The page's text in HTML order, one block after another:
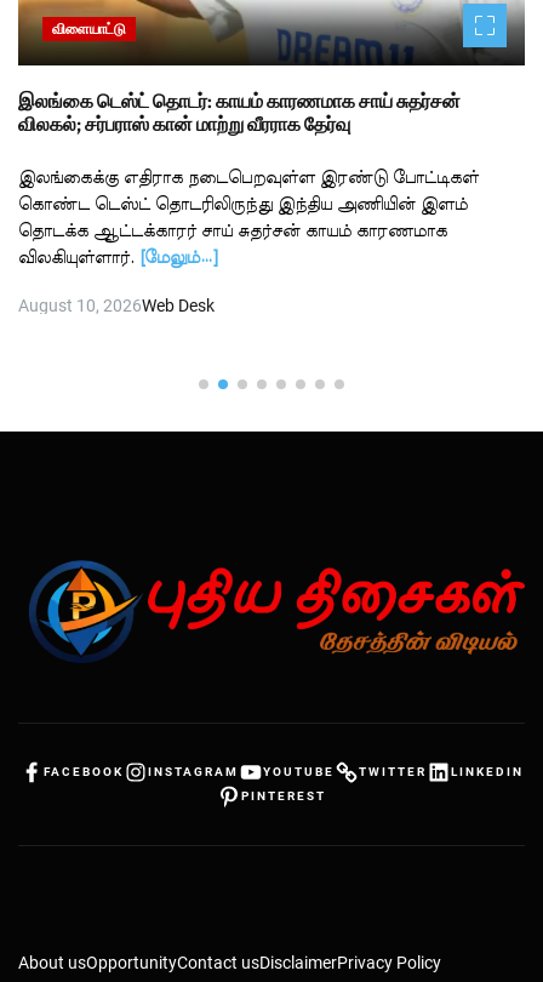
விளையாட்டு
இலங்கை டெஸ்ட் தொடர்: காயம் காரணமாக சாய் சுதர்சன்
விலகல்; சர்பராஸ் கான் மாற்று வீரராக தேர்வு
இலங்கைக்கு எதிராக நடைபெறவுள்ள இரண்டு போட்டிகள்
கொண்ட டெஸ்ட் தொடரிலிருந்து இந்திய அணியின் இளம்
தொடக்க ஆட்டக்காரர் சாய் சுதர்சன் காயம் காரணமாக
விலகியுள்ளார்.
[மேலும்…]
August 10, 2026Web Desk
FACEBOOK INSTAGRAM YOUTUBE TWITTER
LINKEDIN
PINTEREST
About usOpportunityContact usDisclaimerPrivacy Policy